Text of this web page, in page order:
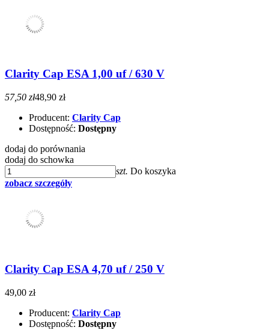
Clarity Cap ESA 1,00 uf / 630 V
57,50 zł48,90 zł
Producent: Clarity Cap
Dostępność: Dostępny
dodaj do porównania
dodaj do schowka
szt. Do koszyka
zobacz szczegóły
Clarity Cap ESA 4,70 uf / 250 V
49,00 zł
Producent: Clarity Cap
Dostępność: Dostępny